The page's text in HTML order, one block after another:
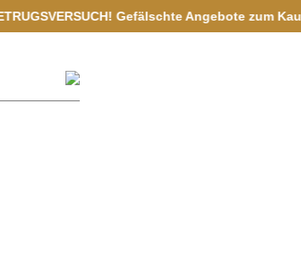
Gefälschte Angebote zum Kauf